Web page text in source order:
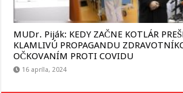
MUDr. Piják: KEDY ZAČNE KOTLÁR
KLAMLIVÚ PROPAGANDU
OČKOVANÍM PROTI COVIDU
16 apríla, 2024